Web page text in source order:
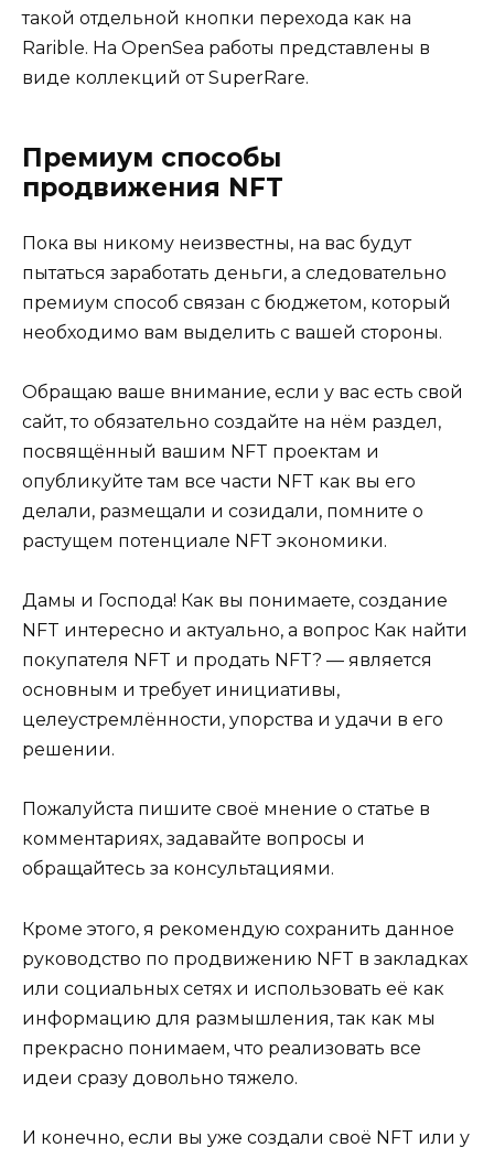
такой отдельной кнопки перехода как на
Rarible. На OpenSea работы представлены в
виде коллекций от SuperRare.
Премиум способы
продвижения NFT
Пока вы никому неизвестны, на вас будут
пытаться заработать деньги, а следовательно
премиум способ связан с бюджетом, который
необходимо вам выделить с вашей стороны.
Обращаю ваше внимание, если у вас есть свой
сайт, то обязательно создайте на нём раздел,
посвящённый вашим NFT проектам и
опубликуйте там все части NFT как вы его
делали, размещали и созидали, помните о
растущем потенциале NFT экономики.
Дамы и Господа! Как вы понимаете, создание
NFT интересно и актуально, а вопрос Как найти
покупателя NFT и продать NFT? — является
основным и требует инициативы,
целеустремлённости, упорства и удачи в его
решении.
Пожалуйста пишите своё мнение о статье в
комментариях, задавайте вопросы и
обращайтесь за консультациями.
Кроме этого, я рекомендую сохранить данное
руководство по продвижению NFT в закладках
или социальных сетях и использовать её как
информацию для размышления, так как мы
прекрасно понимаем, что реализовать все
идеи сразу довольно тяжело.
И конечно, если вы уже создали своё NFT или у